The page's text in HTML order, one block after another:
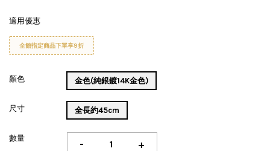
適用優惠
全館指定商品下單享9折
顏色 金色(純銀鍍14K金色)
尺寸 全長約45cm
數量 - +